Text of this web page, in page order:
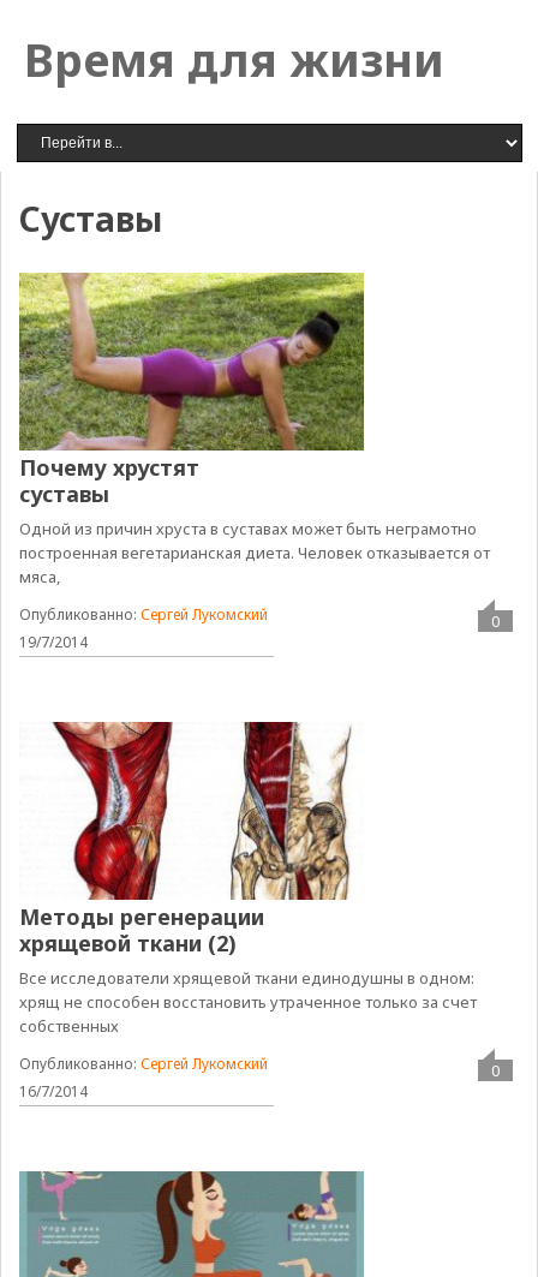
Время для жизни
Суставы
Почему хрустят
суставы
Одной из причин хруста в суставах может быть неграмотно
построенная вегетарианская диета. Человек отказывается от
мяса,
Опубликованно:Сергей Лукомский
19/7/2014
0
Методы регенерации
хрящевой ткани (2)
Все исследователи хрящевой ткани единодушны в одном:
хрящ не способен восстановить утраченное только за счет
собственных
Опубликованно:Сергей Лукомский
16/7/2014
0